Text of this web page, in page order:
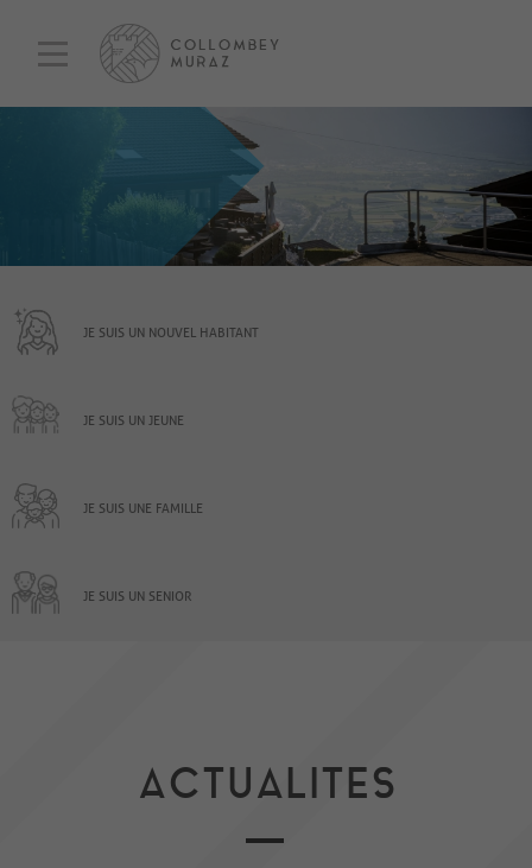
JE SUIS UN NOUVEL HABITANT
JE SUIS UN JEUNE
JE SUIS UNE FAMILLE
JE SUIS UN SENIOR
ACTUALITES